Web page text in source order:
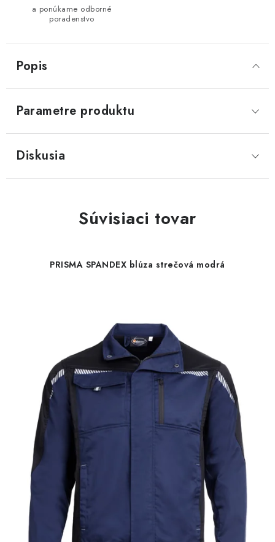
a ponúkame odborné
poradenstvo
Popis
Parametre produktu
Diskusia
Súvisiaci tovar
PRISMA SPANDEX blúza strečová modrá